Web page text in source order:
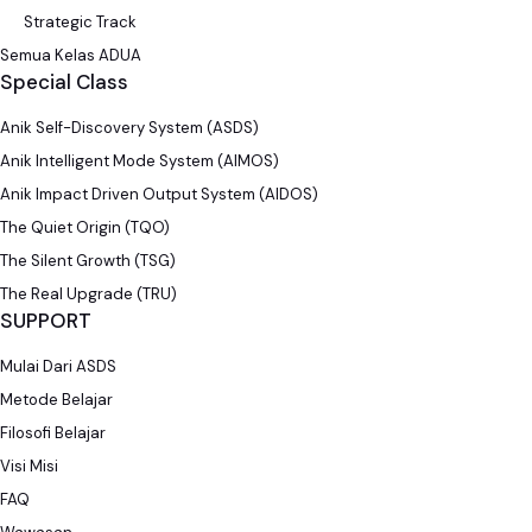
Strategic Track
Semua Kelas ADUA
Special Class
Anik Self-Discovery System (ASDS)
Anik Intelligent Mode System (AIMOS)
Anik Impact Driven Output System (AIDOS)
The Quiet Origin (TQO)
The Silent Growth (TSG)
The Real Upgrade (TRU)
SUPPORT
Mulai Dari ASDS
Metode Belajar
Filosofi Belajar
Visi Misi
FAQ